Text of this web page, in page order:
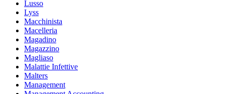
Lusso
Lyss
Macchinista
Macelleria
Magadino
Magazzino
Magliaso
Malattie Infettive
Malters
Management